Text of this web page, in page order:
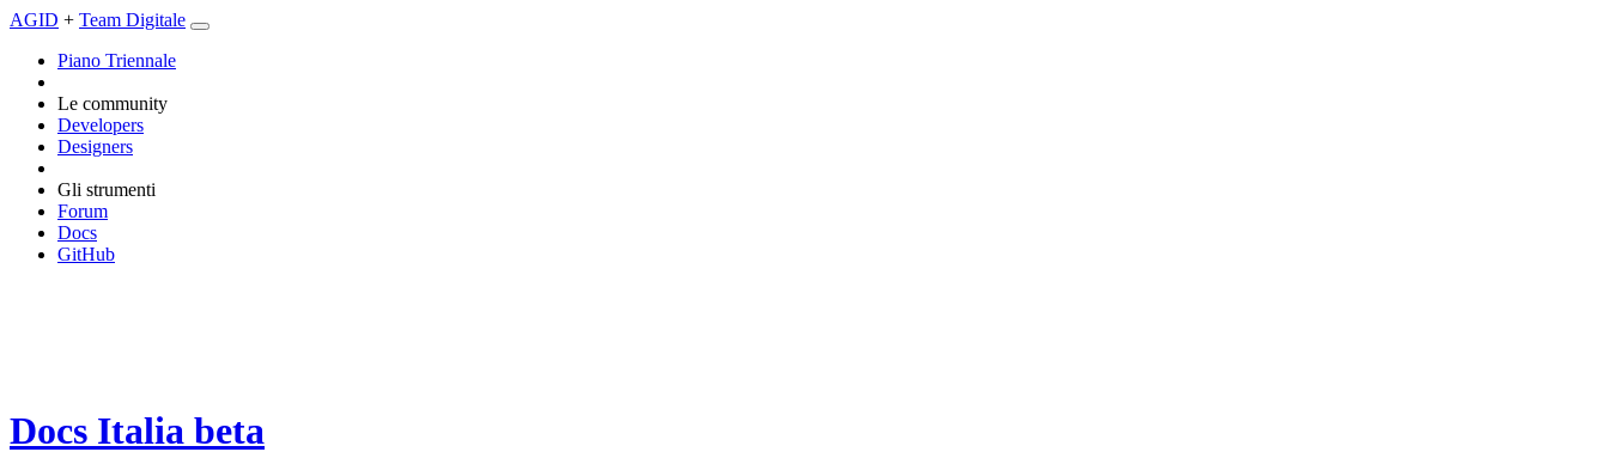
AGID + Team Digitale
Piano Triennale
Le community
Developers
Designers
Gli strumenti
Forum
Docs
GitHub
Docs Italia beta